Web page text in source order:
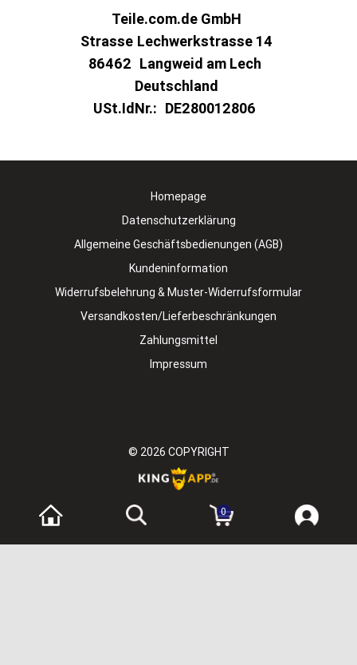
Teile.com.de GmbH
Strasse Lechwerkstrasse 14
86462 Langweid am Lech
Deutschland
USt.IdNr.: DE280012806
Homepage
Datenschutzerklärung
Allgemeine Geschäftsbedienungen (AGB)
Kundeninformation
Widerrufsbelehrung & Muster-Widerrufsformular
Versandkosten/Lieferbeschränkungen
Zahlungsmittel
Impressum
© 2026 COPYRIGHT
0